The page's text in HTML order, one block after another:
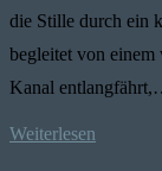
die Stille durch ein
begleitet von
Kanal
Weiterlesen